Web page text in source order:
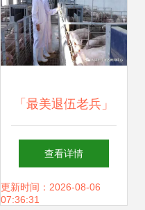
「最美退伍老兵」
刘连国 致富不忘乡
亲，真情回报社会
查看详情
更新时间：2026-08-06
07:36:31